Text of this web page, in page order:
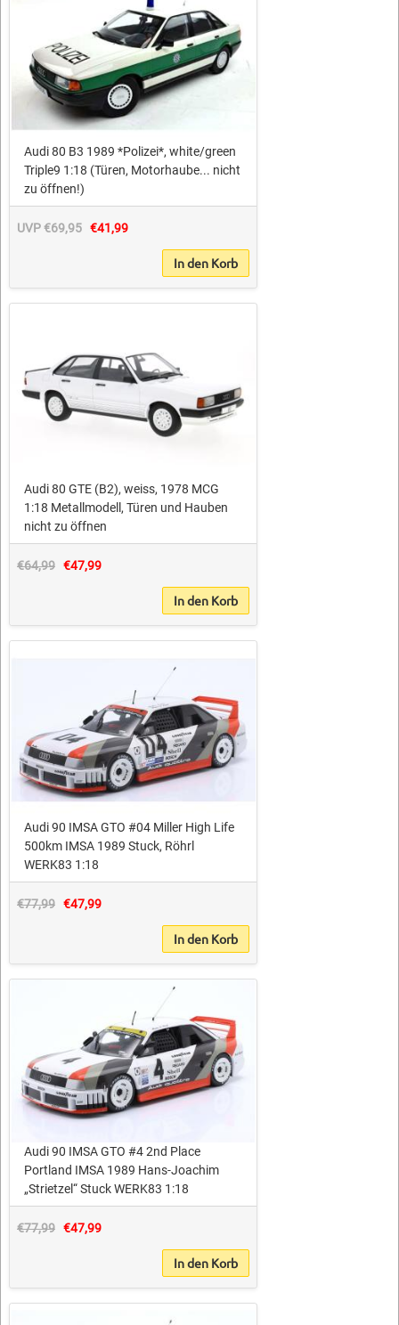
Audi 80 B3 1989 *Polizei*, white/green
Triple9 1:18 (Türen, Motorhaube... nicht
zu öffnen!)
UVP €69,95 €41,99
In den Korb
Audi 80 GTE (B2), weiss, 1978 MCG
1:18 Metallmodell, Türen und Hauben
nicht zu öffnen
€64,99 €47,99
In den Korb
Audi 90 IMSA GTO #04 Miller High Life
500km IMSA 1989 Stuck, Röhrl
WERK83 1:18
€77,99 €47,99
In den Korb
Audi 90 IMSA GTO #4 2nd Place
Portland IMSA 1989 Hans-Joachim
„Strietzel“ Stuck WERK83 1:18
€77,99 €47,99
In den Korb